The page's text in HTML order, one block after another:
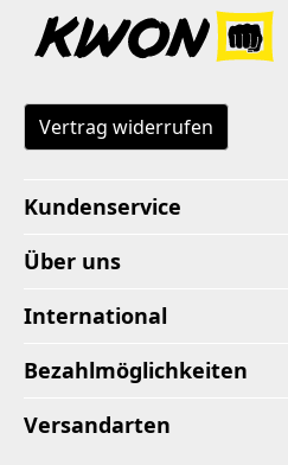
Vertrag widerrufen
Kundenservice
Über uns
International
Bezahlmöglichkeiten
Versandarten